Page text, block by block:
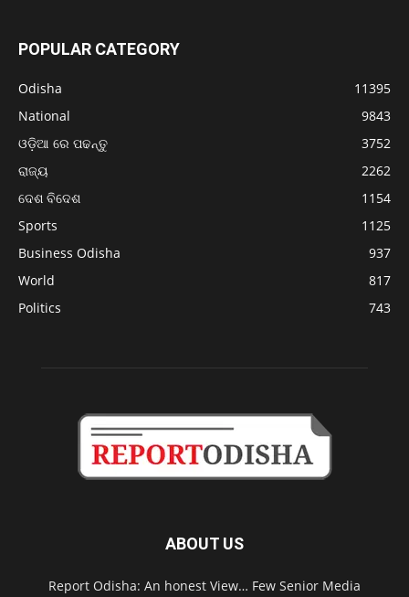
POPULAR CATEGORY
Odisha
11395
National
9843
ଓଡ଼ିଆ ରେ ପଢନ୍ତୁ
3752
ରାଜ୍ୟ
2262
ଦେଶ ବିଦେଶ
1154
Sports
1125
Business Odisha
937
World
817
Politics
743
ABOUT US
Report Odisha: An honest View… Few Senior Media